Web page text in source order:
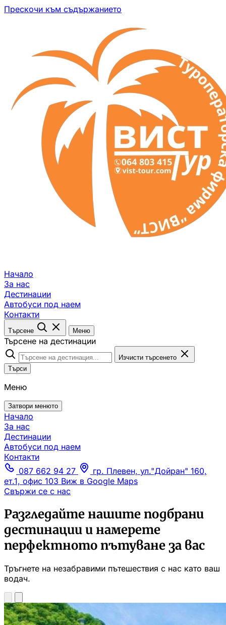
Прескочи към съдържанието
Начало
За нас
Дестинации
Автобуси под наем
Контакти
Търсене Меню
Търсене на дестинации
Изчисти търсенето
Търси
Меню
Затвори менюто
Начало
За нас
Дестинации
Автобуси под наем
Контакти
087 662 94 27
гр. Плевен, ул."Дойран" 160,
ет.1, офис 103 Виж в Google Maps
Свържи се с нас
Разгледайте нашите подбрани
дестинации и намерете
перфектното пътуване за вас
Тръгнете на незабравими пътешествия с нас като ваш
водач.